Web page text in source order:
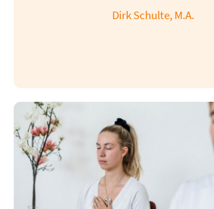
Dirk Schulte, M.A.